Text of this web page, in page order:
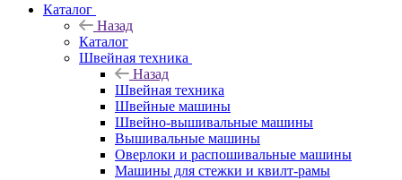
Каталог
Назад
Каталог
Швейная техника
Назад
Швейная техника
Швейные машины
Швейно-вышивальные машины
Вышивальные машины
Оверлоки и распошивальные машины
Машины для стежки и квилт-рамы